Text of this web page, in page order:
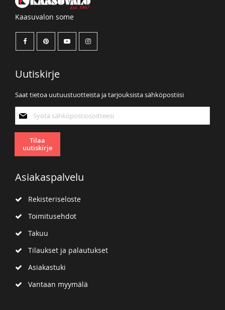
Kaasuvalon some
Uutiskirje
Saat tietoa uutuustuotteista ja tarjouksista sähköpostiisi
uutiskirjeemme:
Tilaa
uutiskirje
Asiakaspalvelu
Rekisteriseloste
Toimitusehdot
Takuu
Tilaukset ja palautukset
Asiakastuki
Vantaan myymälä